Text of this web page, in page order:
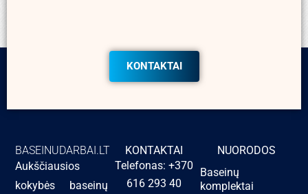
KONTAKTAI
BASEINUDARBAI.LT
Aukščiausios
kokybės baseinų
KONTAKTAI
Telefonas: +370
616 293 40
NUORODOS
Baseinų
komplektai